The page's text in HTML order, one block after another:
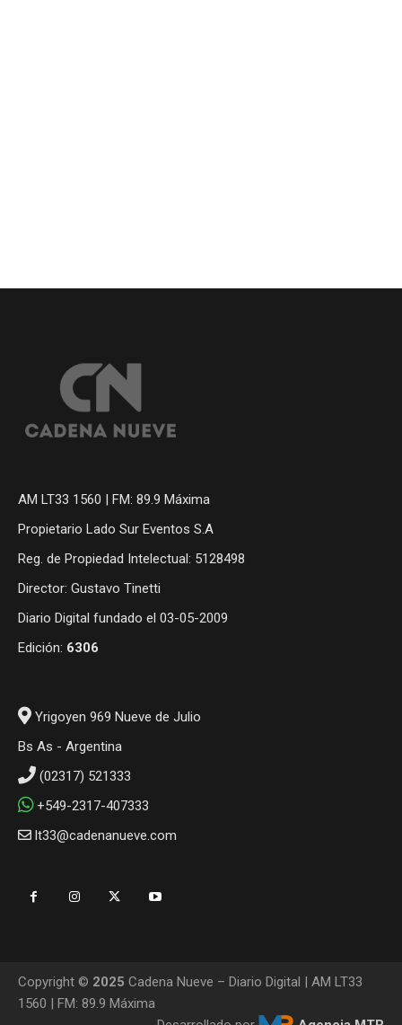
AM LT33 1560 | FM: 89.9 Máxima
Propietario Lado Sur Eventos S.A
Reg. de Propiedad Intelectual: 5128498
Director: Gustavo Tinetti
Diario Digital fundado el 03-05-2009
Edición: 6306
Yrigoyen 969 Nueve de Julio
Bs As - Argentina
(02317) 521333
+549-2317-407333
lt33@cadenanueve.com
Copyright © 2025 Cadena Nueve – Diario Digital | AM LT33
1560 | FM: 89.9 Máxima